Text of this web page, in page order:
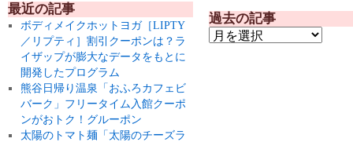
最近の記事
ボディメイクホットヨガ［LIPTY
／リプティ］割引クーポンは？ラ
イザップが膨大なデータをもとに
開発したプログラム
熊谷日帰り温泉「おふろカフェビ
バーク」フリータイム入館クーポ
ンがおトク！グルーポン
太陽のトマト麺「太陽のチーズラ
過去の記事